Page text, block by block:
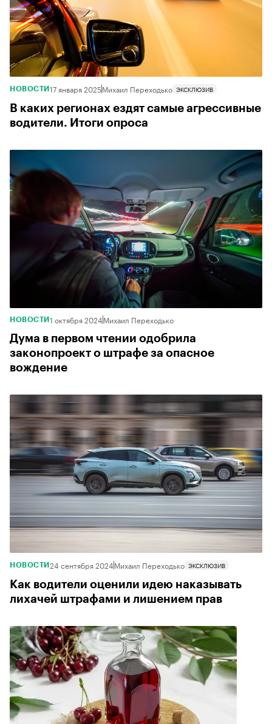
НОВОСТИ 17 января 2025Михаил Переходько ЭКСКЛЮЗИВ
В каких регионах ездят самые агрессивные
водители. Итоги опроса
НОВОСТИ 1 октября 2024Михаил Переходько
Дума в первом чтении одобрила
законопроект о штрафе за опасное
вождение
НОВОСТИ 24 сентября 2024Михаил Переходько ЭКСКЛЮЗИВ
Как водители оценили идею наказывать
лихачей штрафами и лишением прав